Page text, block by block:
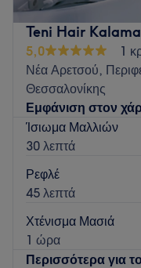
Teni Hair
5,0
1
Νέα Αρετσού,
Θεσσαλονίκης
Εμφάνιση στον
Ίσιωμα Μαλλιών
30 λεπτά
Ρεφλέ
45 λεπτά
Χτένισμα Μασιά
1 ώρα
Περισσότερα για